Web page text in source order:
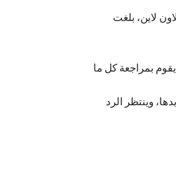
لاين، بلغت
بمراجعة كل ما
وينتظر الرد